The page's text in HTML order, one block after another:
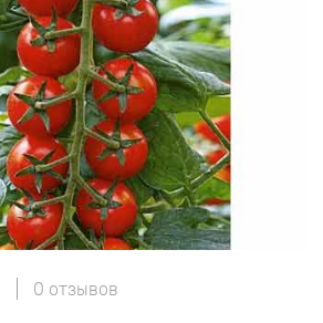
0 отзывов